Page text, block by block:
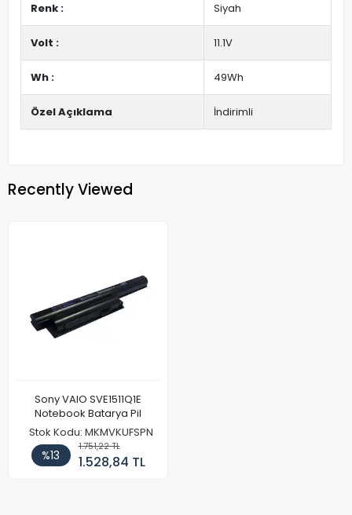
Renk : Siyah
Volt : 11.1V
Wh : 49Wh
Özel Açıklama İndirimli
Recently Viewed
Sony VAIO SVE1511Q1E
Notebook Batarya Pil
Stok Kodu: MKMVKUFSPN
%13
1.751,22 TL
1.528,84 TL